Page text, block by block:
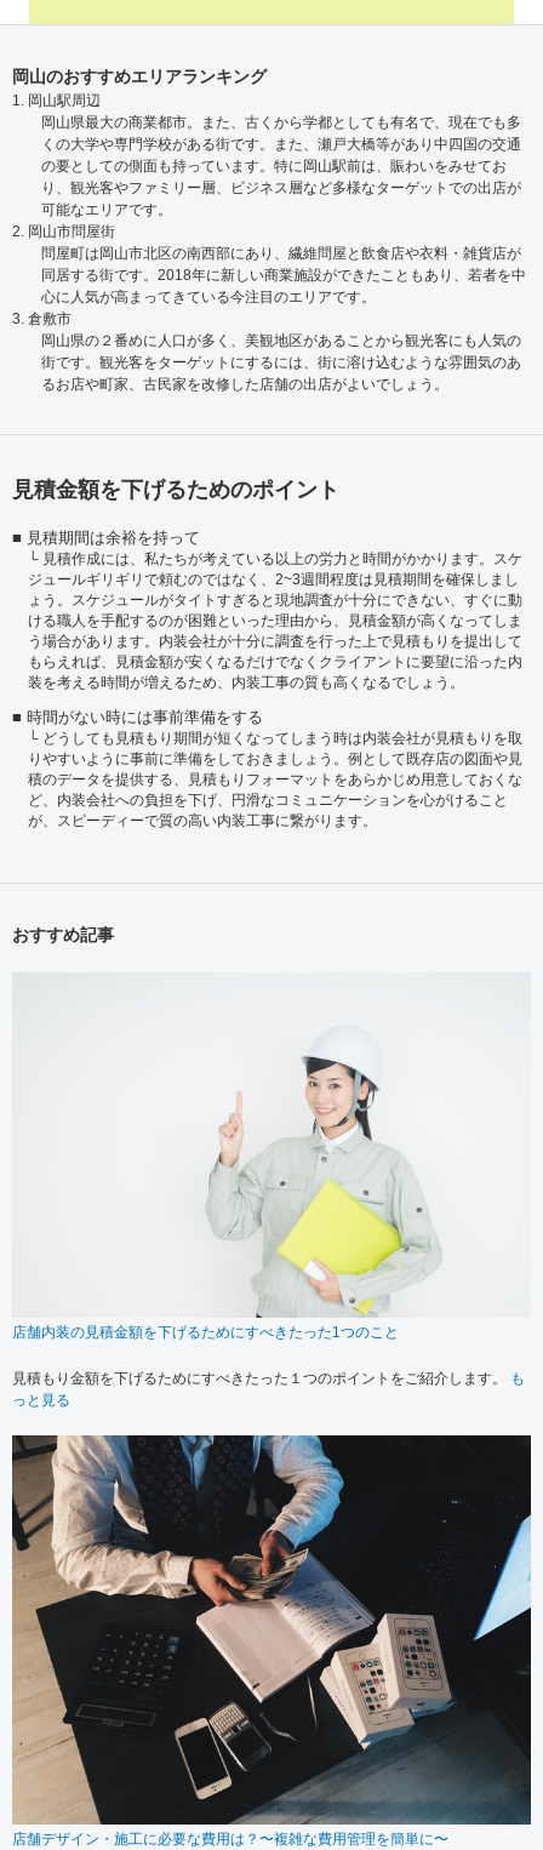
岡山のおすすめエリアランキング
1. 岡山駅周辺
岡山県最大の商業都市。また、古くから学都としても有名で、現在でも多
くの大学や専門学校がある街です。また、瀬戸大橋等があり中四国の交通
の要としての側面も持っています。特に岡山駅前は、賑わいをみせてお
り、観光客やファミリー層、ビジネス層など多様なターゲットでの出店が
可能なエリアです。
2. 岡山市問屋街
問屋町は岡山市北区の南西部にあり、繊維問屋と飲食店や衣料・雑貨店が
同居する街です。2018年に新しい商業施設ができたこともあり、若者を中
心に人気が高まってきている今注目のエリアです。
3. 倉敷市
岡山県の２番めに人口が多く、美観地区があることから観光客にも人気の
街です。観光客をターゲットにするには、街に溶け込むような雰囲気のあ
るお店や町家、古民家を改修した店舗の出店がよいでしょう。
見積金額を下げるためのポイント
見積期間は余裕を持って
見積作成には、私たちが考えている以上の労力と時間がかかります。スケ
ジュールギリギリで頼むのではなく、2~3週間程度は見積期間を確保しまし
ょう。スケジュールがタイトすぎると現地調査が十分にできない、すぐに動
ける職人を手配するのが困難といった理由から、見積金額が高くなってしま
う場合があります。内装会社が十分に調査を行った上で見積もりを提出して
もらえれば、見積金額が安くなるだけでなくクライアントに要望に沿った内
装を考える時間が増えるため、内装工事の質も高くなるでしょう。
時間がない時には事前準備をする
どうしても見積もり期間が短くなってしまう時は内装会社が見積もりを取
りやすいように事前に準備をしておきましょう。例として既存店の図面や見
積のデータを提供する、見積もりフォーマットをあらかじめ用意しておくな
ど、内装会社への負担を下げ、円滑なコミュニケーションを心がけること
が、スピーディーで質の高い内装工事に繋がります。
おすすめ記事
店舗内装の見積金額を下げるためにすべきたった1つのこと
見積もり金額を下げるためにすべきたった１つのポイントをご紹介します。
も
っと見る
店舗デザイン・施工に必要な費用は？〜複雑な費用管理を簡単に〜